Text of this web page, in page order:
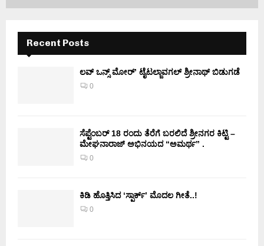
Recent Posts
ಲವ್ ಒನ್ಸ್ ಮೋರ್’ ಟೈಟಲ್ಜಾವಗಲ್ ಶ್ರೀನಾಥ್ ಬಿಡುಗಡೆ
0
ಸೆಪ್ಟೆಂಬರ್ 18 ರಂದು ತೆರೆಗೆ ಬರಲಿದೆ ಶ್ರೀನಗರ ಕಿಟ್ಟಿ –
ಮೇಘನಾರಾಜ್ ಅಭಿನಯದ “ಅಮರ್ಥ” .
0
ಕಿಡಿ‌‌ ಹೊತ್ತಿಸಿದ ‘ಸ್ಪಾರ್ಕ್’ ಮೊದಲ‌ ಗೀತೆ..!
0